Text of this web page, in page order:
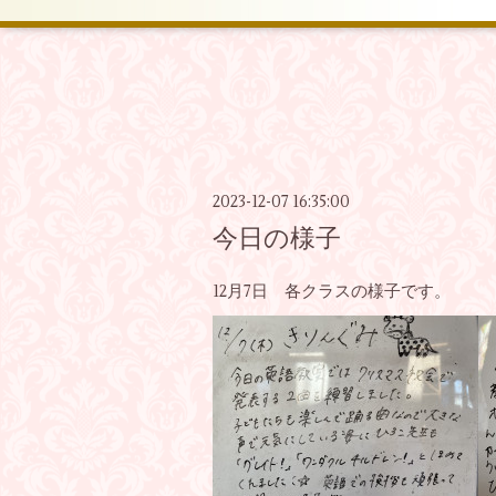
2023-12-07 16:35:00
今日の様子
12月7日 各クラスの様子です。